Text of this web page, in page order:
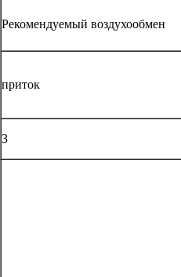
Рекомендуемый воздухообмен
приток
3